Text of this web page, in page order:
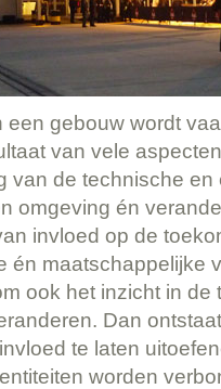
een gebouw wordt
van vele
van de technische en
omgeving én
invloed op de
én maatschappelijke
ook het inzicht in de
Dan
te laten
worden